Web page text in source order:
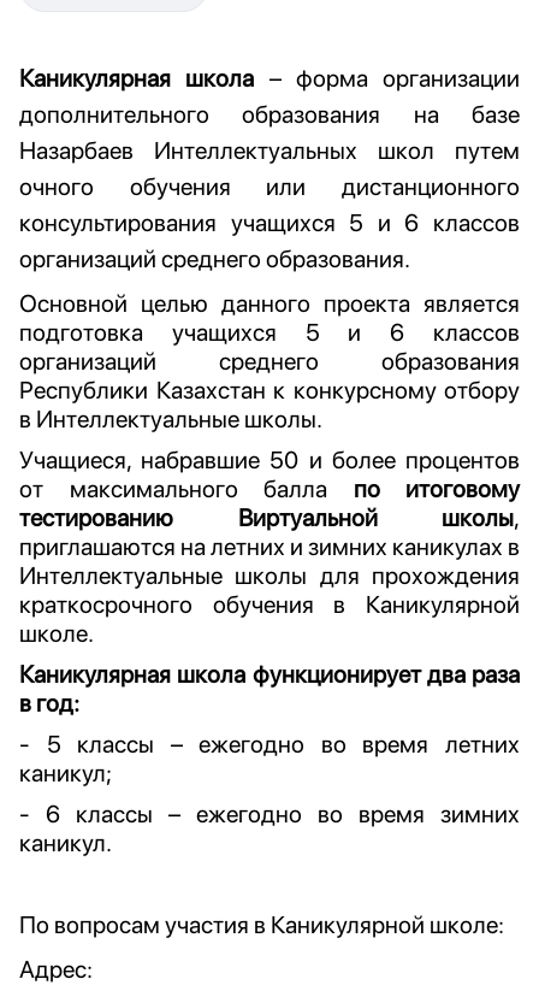
Каникулярная школа – форма организации
дополнительного образования на базе
Назарбаев Интеллектуальных школ путем
очного обучения или дистанционного
консультирования учащихся 5 и 6 классов
организаций среднего образования.
Основной целью данного проекта является
подготовка учащихся 5 и 6 классов
организаций среднего образования
Республики Казахстан к конкурсному отбору
в Интеллектуальные школы.
Учащиеся, набравшие 50 и более процентов
от максимального балла по итоговому
тестированию Виртуальной школы,
приглашаются на летних и зимних каникулах в
Интеллектуальные школы для прохождения
краткосрочного обучения в Каникулярной
школе.
Каникулярная школа функционирует два раза
в год:
- 5 классы – ежегодно во время летних
каникул;
- 6 классы – ежегодно во время зимних
каникул.
По вопросам участия в Каникулярной школе:
Адрес: